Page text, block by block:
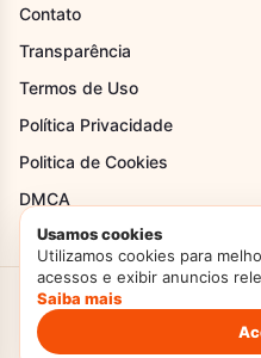
Contato
Transparência
Termos de Uso
Política Privacidade
Politica de Cookies
DMCA
Criado com Amor
Politica de
Usamos cookies
Utilizamos cookies para
acessos e exibir anuncios
Saiba mais